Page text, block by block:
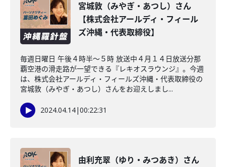
宮城敦（みやぎ・あつし）さん
【株式会社アールディ・フィール
ズ沖縄・代表取締役】
毎週日曜日 午後４時半～５時 放送中４月１４日放送分那
覇空港の滑走路が一望できる『レキオスラウンジ』。今週
は、株式会社アールディ・フィールズ沖縄・代表取締役の
宮城敦（みやぎ・あつし）さんをお迎えしまし...
2024.04.14|00:22:31
由利充翠（ゆり・みつあき）さん